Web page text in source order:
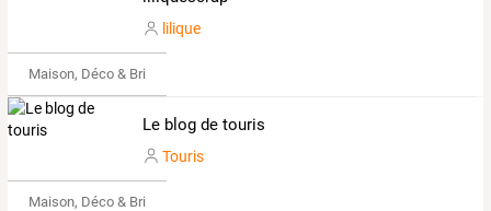
lilique
Maison, Déco & Bricolage
Le blog de touris
Touris
Maison, Déco & Bricolage